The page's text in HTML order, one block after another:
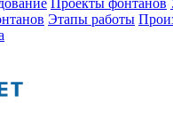
Проекты фонтанов
Этапы работы